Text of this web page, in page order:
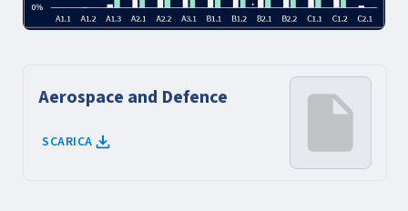
Aerospace and Defence
SCARICA